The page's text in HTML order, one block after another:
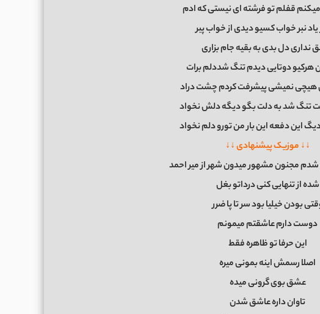
قفلم تو فرشته ای نیستی که ادم
یاد نبر خواب کسیو دیدی از خواب پبر
نداری دل بدی به بقیه جام بزاری
هرکیو دوتایی دیدم تنگ شددلم برات
هیچی نمیشی پیشرفت کردم چشت دراد
تنگ شد به دلت بگو دیگه دلش نخواد
این دفعه این بار من تورو دلم نخواد
↓↓ موزیک پیشنهادی ↓↓
مجنون مشهور میدون شهر از میر احمد
شده از تنهایی کنی درداتو بغل
بودن خیلیا بود سر تا پا ضرر
دوست دارم عاشقتم میمونم
این حرفا تو ظاهره فقط
اصلا رسمش اینه بمونی میره
عشق بوی گرونی میده
تاوان داره عاشق شدن